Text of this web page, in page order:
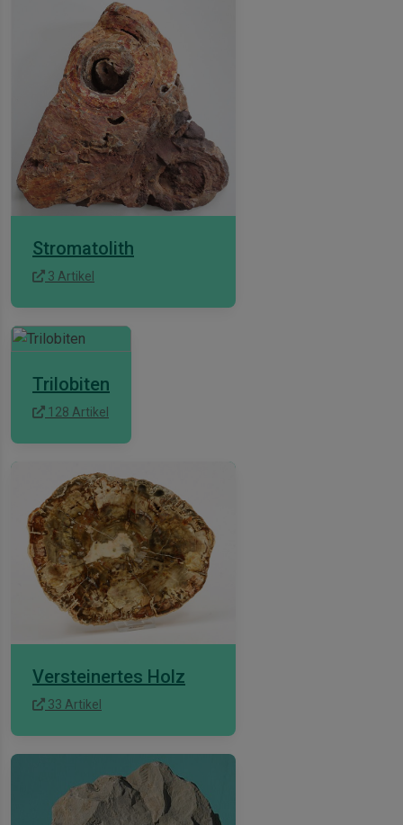
Stromatolith
3 Artikel
Trilobiten
128 Artikel
Versteinertes Holz
33 Artikel